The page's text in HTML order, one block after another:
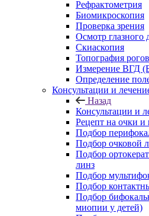
Рефрактометрия
Биомикроскопия
Проверка зрения
Осмотр глазного
Скиаскопия
Топография
Измерение ВГД
Определение
Консультации и
Назад
Консультации и
Рецепт на очки и
Подбор
Подбор очковой
Подбор
линз
Подбор
Подбор
Подбор
миопии у детей)